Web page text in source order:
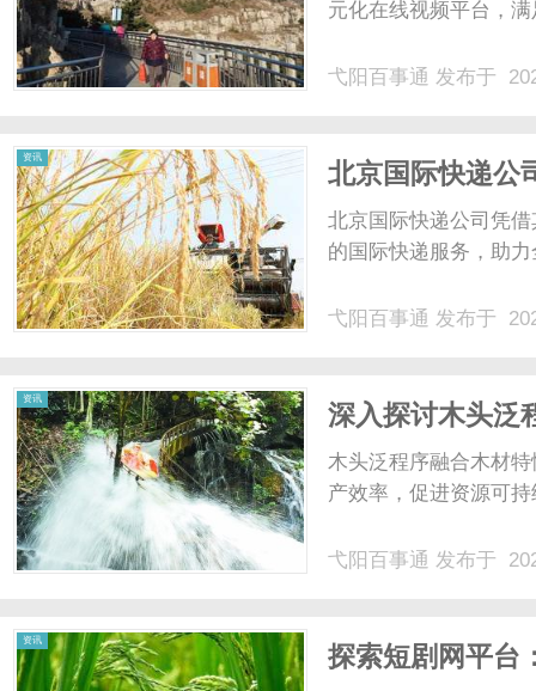
元化在线视频平台，
弋阳百事通 发布于
资讯
北京国际快递公
北京国际快递公司凭
的国际快递服务，助
弋阳百事通 发布于
资讯
深入探讨木头泛
木头泛程序融合木材
产效率，促进资源可
弋阳百事通 发布于
资讯
探索短剧网平台